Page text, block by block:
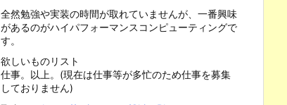
全然勉強や実装の時間が取れていませんが、一番興味
があるのがハイパフォーマンスコンピューティングで
す。
欲しいものリスト
仕事。以上。(現在は仕事等が多忙のため仕事を募集
しておりません)